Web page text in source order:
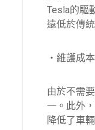
Tesla的驅
遠低於傳
・維護成
由於不需
一。此外
降低了車